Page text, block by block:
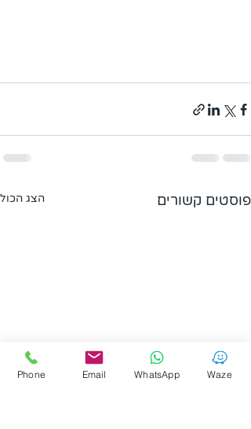
פוסטים קשורים הצג הכול
Phone Email WhatsApp Waze